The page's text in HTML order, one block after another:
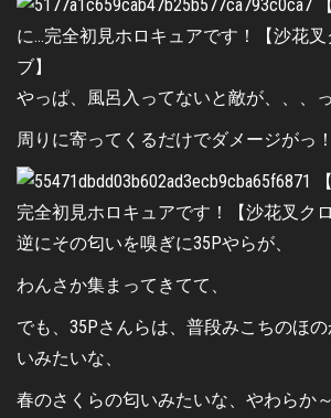
やっぱ、風呂入ってないと敵が、、、
周りに寄ってくるだけでダメージがっ！
逆にその匂いを嗅ぎに35Pやらが、
わんさか集まってきてて、
でも、35Pさんらは、普段みこちのほ
いみたいな、
春のさくらの匂いみたいな、やわらか